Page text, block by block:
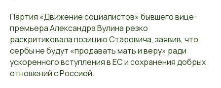
Партия «Движение социалистов» бывшего вице-
премьера Александра Вулина резко
раскритиковала позицию Старовича, заявив, что
сербы не будут «продавать мать и веру» ради
ускоренного вступления в ЕС и сохранения добрых
отношений с Россией.